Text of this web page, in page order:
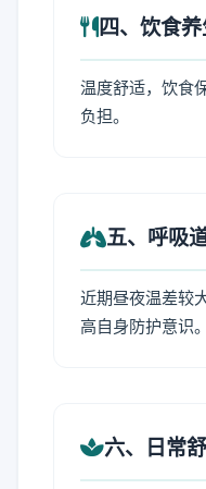
四、饮食
温度舒适，饮食
负担。
五、呼吸
近期昼夜温差较
高自身防护意识。
六、日常